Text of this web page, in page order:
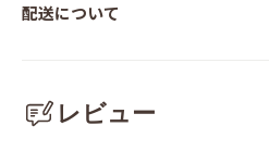
配送について
レビュー